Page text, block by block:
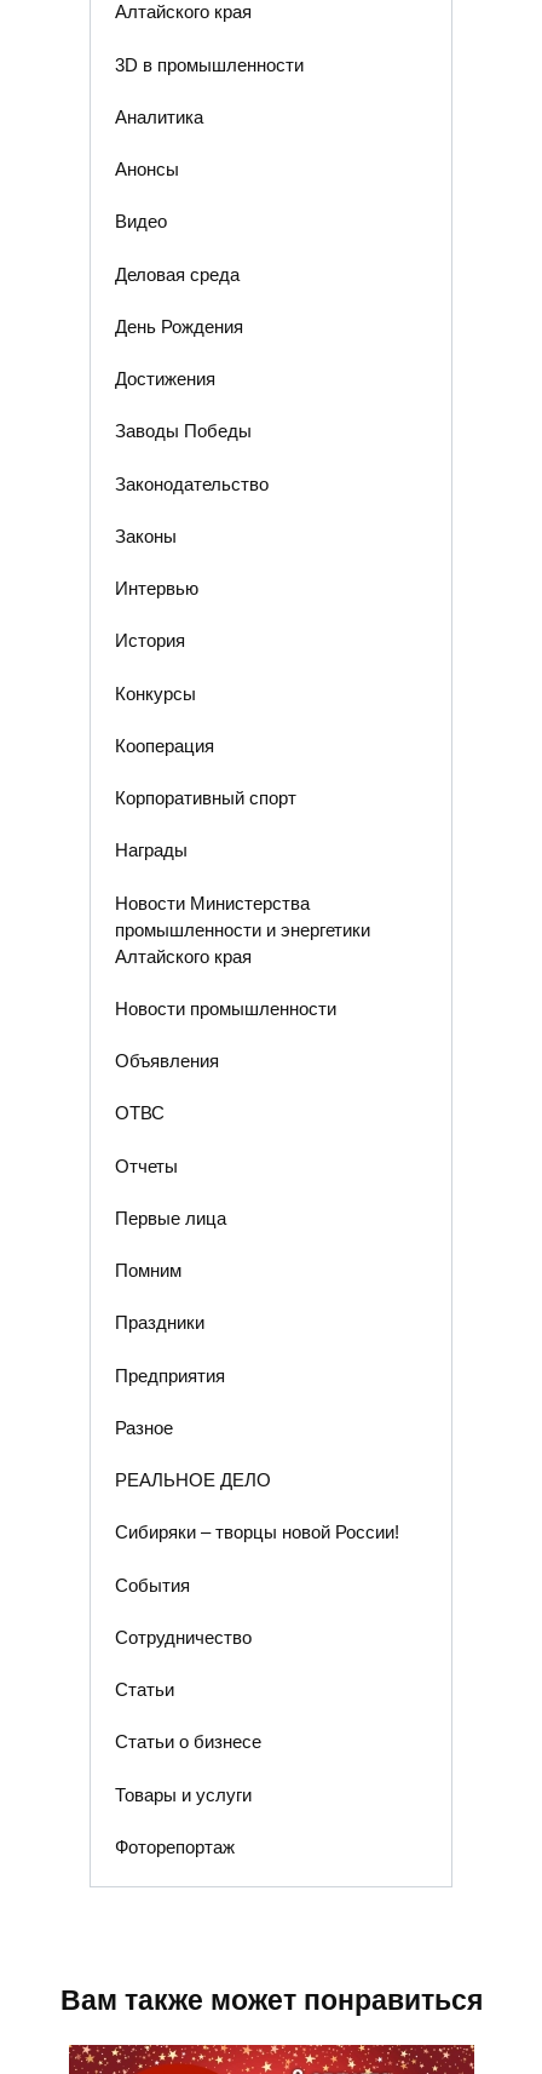
Алтайского края
3D в промышленности
Аналитика
Анонсы
Видео
Деловая среда
День Рождения
Достижения
Заводы Победы
Законодательство
Законы
Интервью
История
Конкурсы
Кооперация
Корпоративный спорт
Награды
Новости Министерства
промышленности и энергетики
Алтайского края
Новости промышленности
Объявления
ОТВС
Отчеты
Первые лица
Помним
Праздники
Предприятия
Разное
РЕАЛЬНОЕ ДЕЛО
Сибиряки – творцы новой России!
События
Сотрудничество
Статьи
Статьи о бизнесе
Товары и услуги
Фоторепортаж
Вам также может понравиться